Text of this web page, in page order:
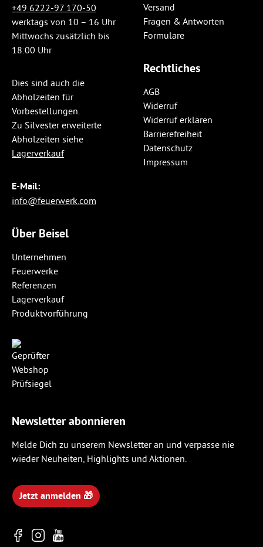
+49 6222-97 170-50
werktags von 10 – 16 Uhr
Mittwochs zusätzlich bis
18:00 Uhr
Dies sind auch die
Abholzeiten für
Vorbestellungen.
Zu Silvester erweiterte
Abholzeiten siehe
Lagerverkauf
E-Mail:
info@feuerwerk.com
Versand
Fragen & Antworten
Formulare
Rechtliches
AGB
Widerruf
Widerruf erklären
Barrierefreiheit
Datenschutz
Impressum
Über Beisel
Unternehmen
Feuerwerke
Referenzen
Lagerverkauf
Produktvorführung
Newsletter abonnieren
Melde Dich zu unserem Newsletter an und verpasse nie
wieder Neuheiten, Highlights und Aktionen.
Jetzt anmelden 🎁